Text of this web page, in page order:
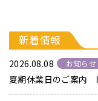
新着情報
2026.08.08 お知らせ
夏期休業日のご案内